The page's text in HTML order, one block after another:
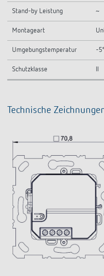
Stand-by Leistung ~
Montageart
Umgebungstemperatur -
Schutzklasse
Technische